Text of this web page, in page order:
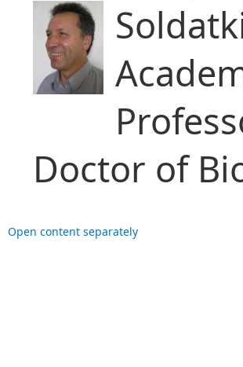
Doctor of
Open content separately